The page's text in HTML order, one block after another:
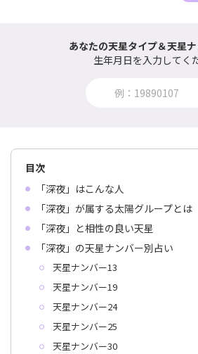
あなたの天星タイプ＆天星
生年月日を入力してく
目次
「深夜」はこんな人
「深夜」が属する太陽グループとは
「深夜」と相性の良い天星
「深夜」の天星ナンバー別占い
天星ナンバー13
天星ナンバー19
天星ナンバー24
天星ナンバー25
天星ナンバー30